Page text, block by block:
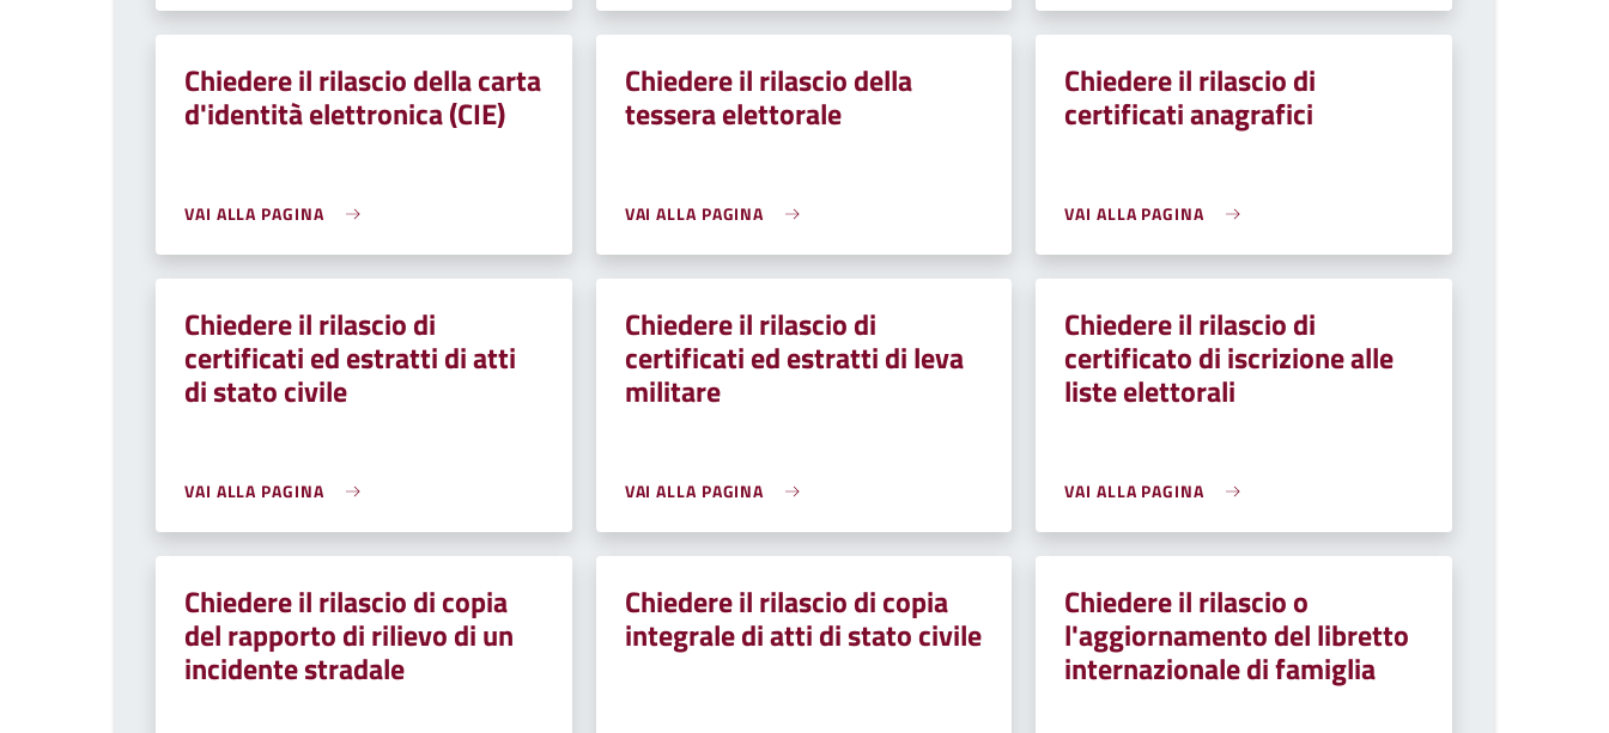
Chiedere il rilascio della carta
d'identità elettronica (CIE)
VAI ALLA PAGINA
Chiedere il rilascio della
tessera elettorale
VAI ALLA PAGINA
Chiedere il rilascio di
certificati anagrafici
VAI ALLA PAGINA
Chiedere il rilascio di
certificati ed estratti di atti
di stato civile
VAI ALLA PAGINA
Chiedere il rilascio di
certificati ed estratti di leva
militare
VAI ALLA PAGINA
Chiedere il rilascio di
certificato di iscrizione alle
liste elettorali
VAI ALLA PAGINA
Chiedere il rilascio di copia
del rapporto di rilievo di un
incidente stradale
Chiedere il rilascio di copia
integrale di atti di stato civile
Chiedere il rilascio o
l'aggiornamento del libretto
internazionale di famiglia